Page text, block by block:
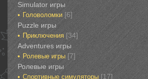
Simulator игры
Головоломки‎ [6]
Puzzle игры
Приключения‎ [34]
Adventures игры
Ролевые игры‎ [7]
Ролевые игры‎‎‎‎‎‎
Спортивные‎ симуляторы [17]